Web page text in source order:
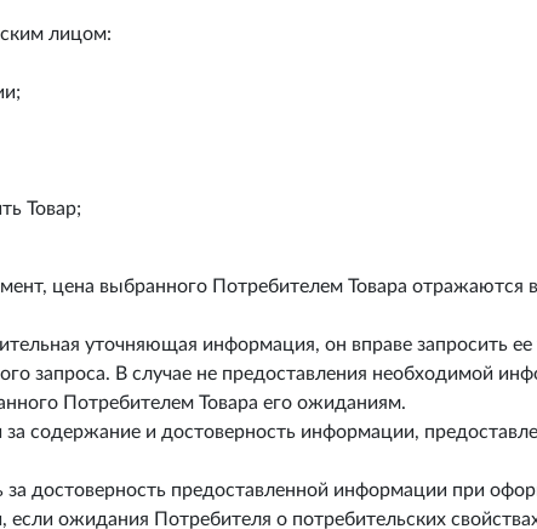
лицом:
Товар;
цена выбранного Потребителем Товара отражаются
уточняющая информация, он вправе запросить ее
запроса. В случае не предоставления необходимой
Потребителем Товара его ожиданиям.
содержание и достоверность информации,
достоверность предоставленной информации при
ожидания Потребителя о потребительских